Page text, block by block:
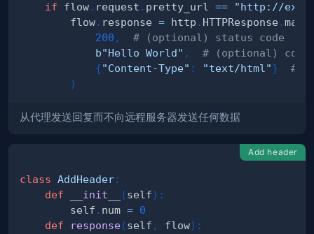
if flow. request . pretty_url ==
"http://
        flow
. response = http . HTTPResponse .make
200 ,
# (optional) status code
b"Hello World" ,
# (optional)
{"Content-Type" : "text/html"}
#
)
从代理发送回复而不向远程服务器发送任何数据
Add header
class AddHeader:
def
__init__ (self) :
        self
. num = 0
def
response(self , flow) :